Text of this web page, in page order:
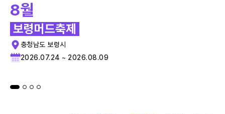
8월
보령머드축제
충청남도 보령시
2026.07.24 ~ 2026.08.09